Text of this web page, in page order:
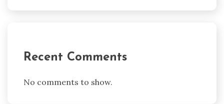
Recent Comments
No comments to show.